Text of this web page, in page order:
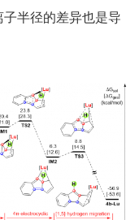
子半径的差异也是导